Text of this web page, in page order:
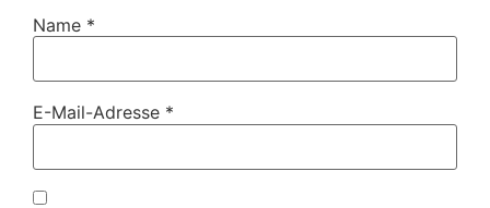
Name *
E-Mail-Adresse *